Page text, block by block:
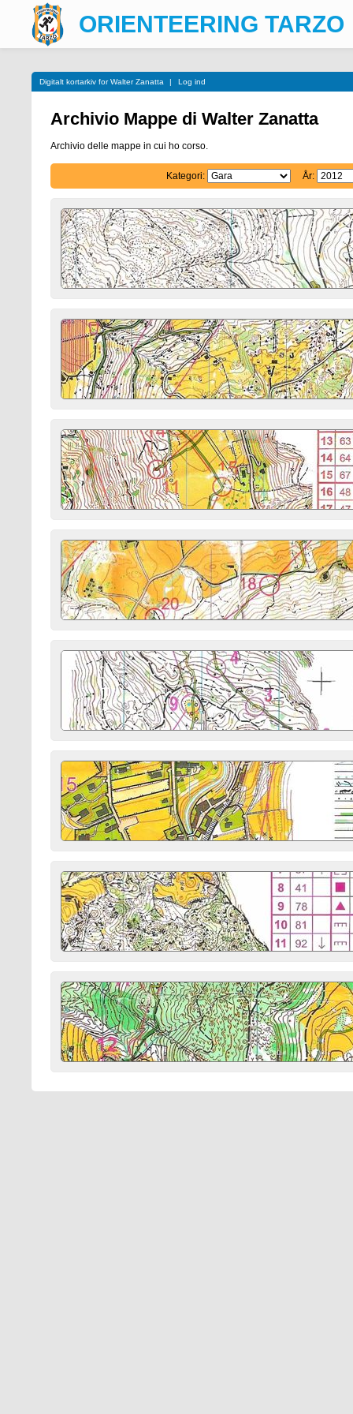
ORIENTEERING TARZO
Digitalt kortarkiv for Walter Zanatta | Log ind
Archivio Mappe di Walter Zanatta
Archivio delle mappe in cui ho corso.
Kategori: År: